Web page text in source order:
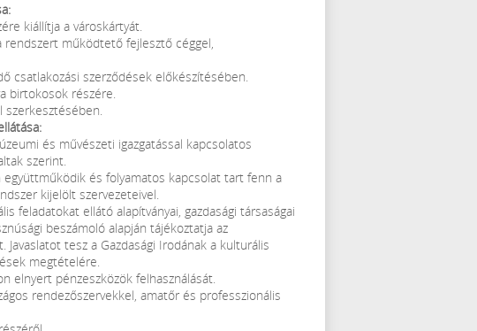
kiállítja a városkártyát.
rendszert működtető fejlesztő céggel,
csatlakozási szerződések előkészítésében.
birtokosok részére.
szerkesztésében.
és művészeti igazgatással kapcsolatos
szerint.
együttműködik és folyamatos kapcsolat tart fenn a
kijelölt szervezeteivel.
feladatokat ellátó alapítványai, gazdasági társaságai
beszámoló alapján tájékoztatja az
tesz a Gazdasági Irodának a kulturális
megtételére.
elnyert pénzeszközök felhasználását.
rendezőszervekkel, amatőr és professzionális